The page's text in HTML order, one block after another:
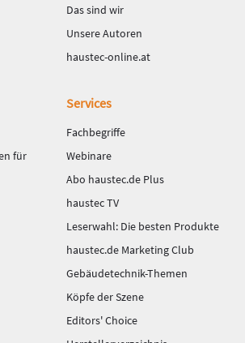
Das sind wir
Unsere Autoren
haustec-online.at
für
Services
Fachbegriffe
Webinare
Abo haustec.de Plus
haustec TV
Leserwahl: Die besten Produkte
haustec.de Marketing Club
Gebäudetechnik-Themen
Köpfe der Szene
Editors' Choice